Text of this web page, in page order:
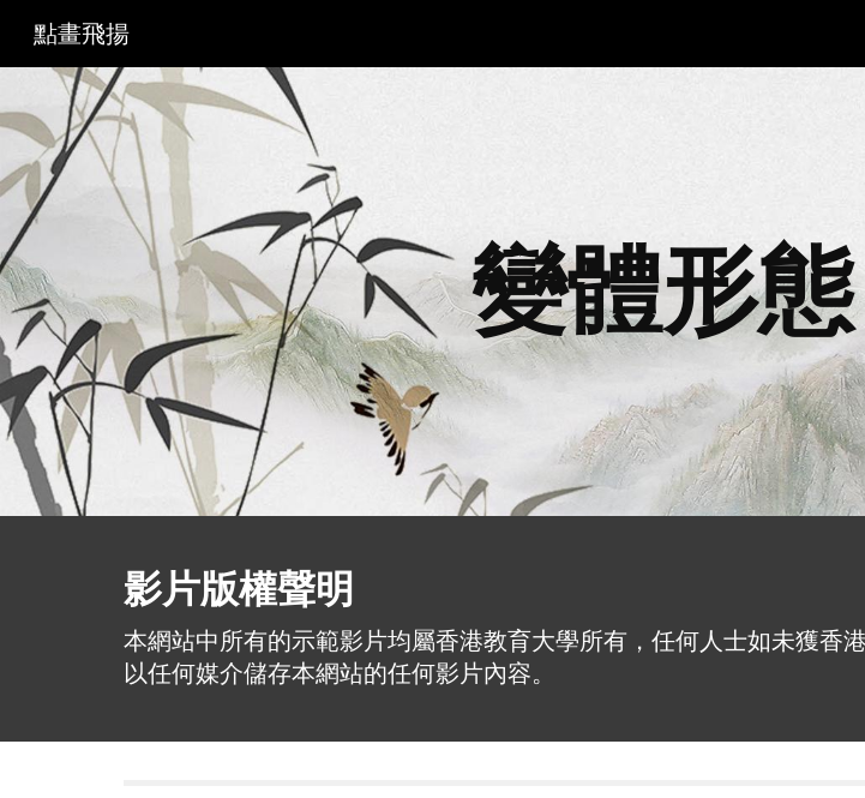
點畫飛揚
變體形態
影片版權聲明
本網站中所有的示範影片均屬香港教育大學所有，任何人士如未獲香
以任何媒介儲存本網站的任何影片內容。